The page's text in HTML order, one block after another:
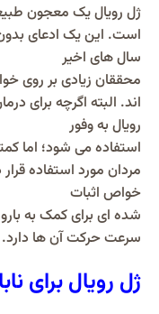
ژل رویال یک معجون
است. این یک ادعای
سال های اخیر
محققان زیادی بر روی
اند. البته اگرچه برای
رویال به وفور
استفاده می شود؛ اما
مردان مورد استفاده
خواص اثبات
شده ای برای کمک به
سرعت حرکت آن ها دارد.
ژل رویال برای